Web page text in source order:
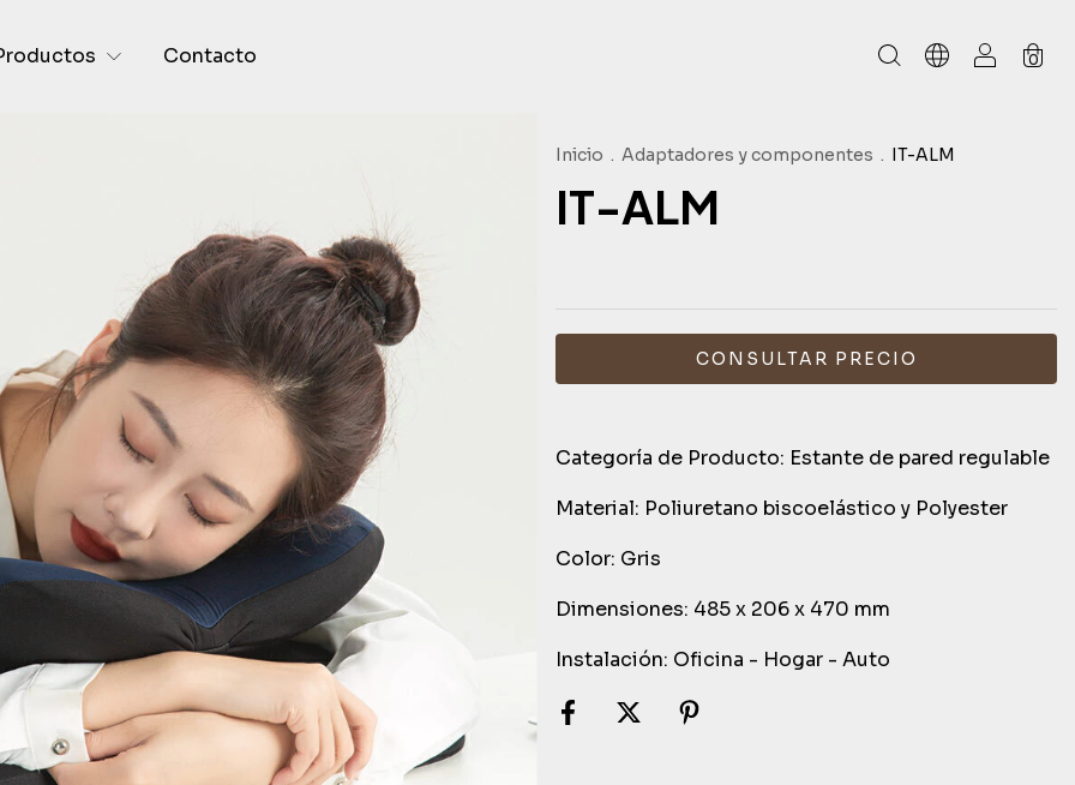
Contacto 0
Inicio . Adaptadores y componentes . IT-ALM
IT-ALM
Categoría de Producto: Estante de pared regulable
Material: Poliuretano biscoelástico y Polyester
Color: Gris
Dimensiones: 485 x 206 x 470 mm
Instalación: Oficina - Hogar - Auto